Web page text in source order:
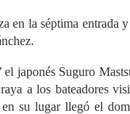
en la séptima entrada
el japonés Suguro
a los bateadores
su lugar llegó el